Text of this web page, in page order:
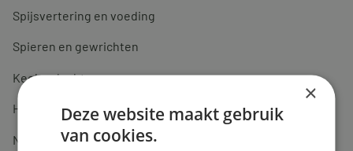
Spijsvertering en voeding
Spieren en gewrichten
Keel en luchtwegen
Huidverzorging
Nachtrust
×
Deze website maakt gebruik
van cookies.